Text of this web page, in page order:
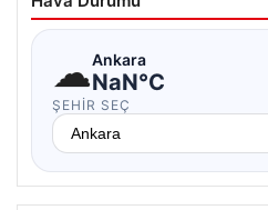
☁Ankara
NaN°C
ŞEHIR SEÇ